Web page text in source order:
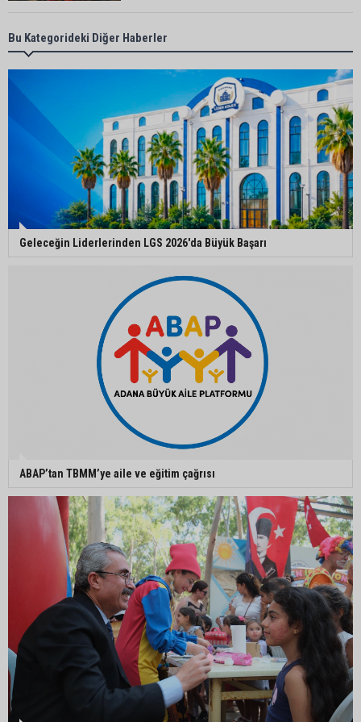
Bekir Şimşek’ten Mustafa Özkan’a ziyaret
Ceyhan’da asfalt çalışmaları sürüyor
Ceyhan’da açık hava sineması keyfi iki farklı
parkta devam ediyor
5. Yunusoğlu Futbol Turnuvası’nda final heyecanı
Ceyhan’da Necdet Sevinç Parkı’nda bakım
çalışması
Orhan Bayram’dan AK Parti’ye Yüreğir çıkışı:
“Bizim belediye meclis üyelerimize ne yaptınız?
Bu Kategorideki Diğer Haberler
Geleceğin Liderlerinden LGS 2026'da Büyük Başarı
ABAP’tan TBMM’ye aile ve eğitim çağrısı